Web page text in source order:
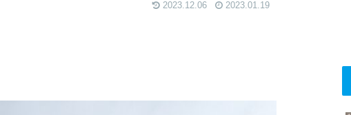
2023.12.06 2023.01.19